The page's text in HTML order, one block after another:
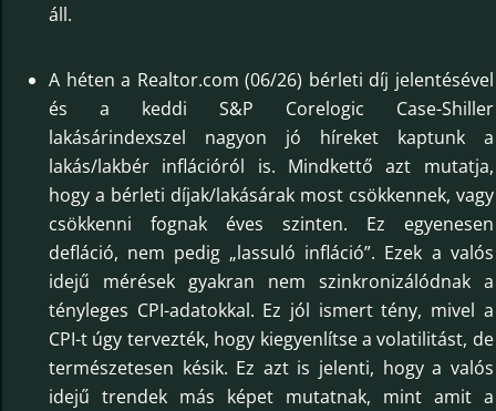
áll.
A héten a Realtor.com (06/26) bérleti díj jelentésével
és a keddi S&P Corelogic Case-Shiller
lakásárindexszel nagyon jó híreket kaptunk a
lakás/lakbér inflációról is. Mindkettő azt mutatja,
hogy a bérleti díjak/lakásárak most csökkennek, vagy
csökkenni fognak éves szinten. Ez egyenesen
defláció, nem pedig „lassuló infláció”. Ezek a valós
idejű mérések gyakran nem szinkronizálódnak a
tényleges CPI-adatokkal. Ez jól ismert tény, mivel a
CPI-t úgy tervezték, hogy kiegyenlítse a volatilitást, de
természetesen késik. Ez azt is jelenti, hogy a valós
idejű trendek más képet mutatnak, mint amit a